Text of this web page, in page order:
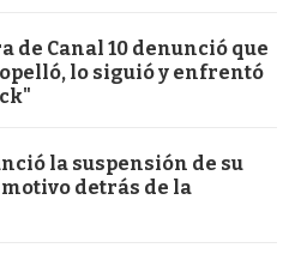
de Canal 10 denunció que
lo siguió y enfrentó
la suspensión de su
detrás de la